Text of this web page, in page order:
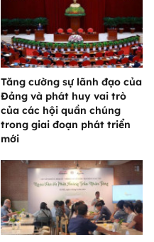
Tăng cường sự lãnh đạo của
Đảng và phát huy vai trò
của các hội quần chúng
trong giai đoạn phát triển
mới